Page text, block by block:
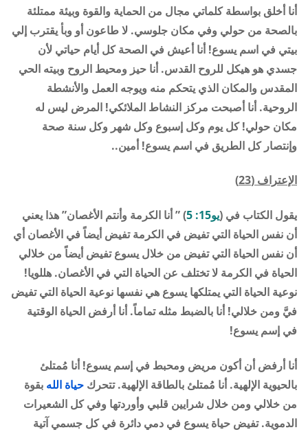
أنا أخلق بواسطة كلماتي مجال من الحماية والقوة وبيئة ممتلئة
بالصحة من حولي وفي مكان جلوسي. لا طاعون أو وبأ يقترب إلي
بيتي في اسم يسوع! أنا أعيش في الصحة كل أيام حياتي لأن
جسدي هو هيكل للروح القدس. أنا حيز ومحيط الروح وبيته الحي
المقدس والمكان الذي يتحكم منه ويوجه العمل والأنشطة
الروحية. أنا أصبحت مركز النشاط الملائكي! المرض ليس له
مكان حولي! كل يوم وكل إسبوع وكل شهر وكل سنة صحة
وإنتصار كل الطريق في اسم يسوع! أمين..
الإعتراف (23)
يقول الكتاب في (يو15: 5
) ” أنا الكرمة وأنتم الأغصان” هذا يعني
أن نفس الحياة التي تفيض في الكرمة تفيض أيضاً في الأغصان أي
أن نفس الحياة التي تفيض من خلال يسوع تفيض أيضاً من خلالي
الحياة في الكرمة لا تختلف عن الحياة التي في الأغصان. هللويا!
نوعية الحياة التي يمتلكها يسوع هي نفسها نوعية الحياة التي تفيض
فيَّ ومن خلالي! أنا بالضبط مثله تماماً. أنا أرفض الحياة الوقتية
في إسم يسوع!
أنا أرفض أن أكون مريض ومحبط في إسم يسوع! أنا مُمتلئ
بالحيوية الإلهية. أنا مُمتلئ بالطاقة الإلهية. تتحرك حياة الله بقوة
من خلالي ومن خلال شرايين قلبي وأوردتها وفي كل الشعيرات
الدموية. تفيض حياة يسوع في دمي دائرة في كل جسمي آتية